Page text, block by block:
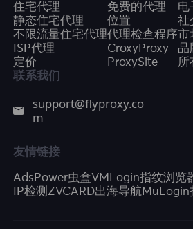
住宅代理
静态住宅代理
不限流量住宅代理
ISP代理
定价
免费的代理
位置
代理检查程序
CroxyProxy
ProxySite
电
社
市
品
所
联系我们
support@flyproxy.co
m
友情链接
AdsPower虫盒VMLogin指纹浏览
IP检测 ZVCARD出海导航MuLogin